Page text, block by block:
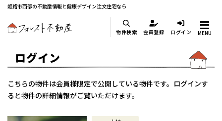
姫路市西部の不動産情報と健康デザイン注文住宅なら
物件検索 会員登録 ログイン MENU
ログイン
こちらの物件は会員様限定で公開している物件です。ログインす
ると物件の詳細情報がご覧いただけます。